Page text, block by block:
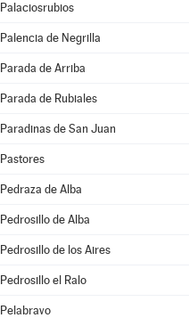
Palaciosrubios
Palencia de Negrilla
Parada de Arriba
Parada de Rubiales
Paradinas de San Juan
Pastores
Pedraza de Alba
Pedrosillo de Alba
Pedrosillo de los Aires
Pedrosillo el Ralo
Pelabravo